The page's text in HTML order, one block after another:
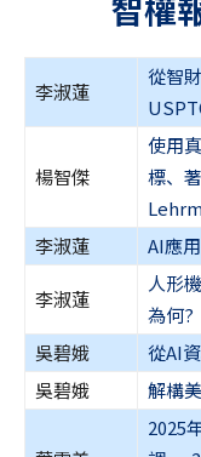
李淑蓮
從智
楊智傑
使用
標、
李淑蓮
AI應
李淑蓮
人形
為何?
吳碧娥
從AI
吳碧娥
解構
2025